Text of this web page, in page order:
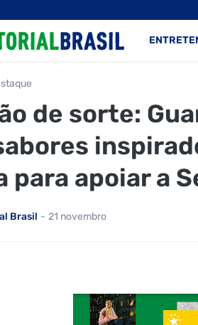
de sorte:
para apoiar a
Brasil - 21 novembro